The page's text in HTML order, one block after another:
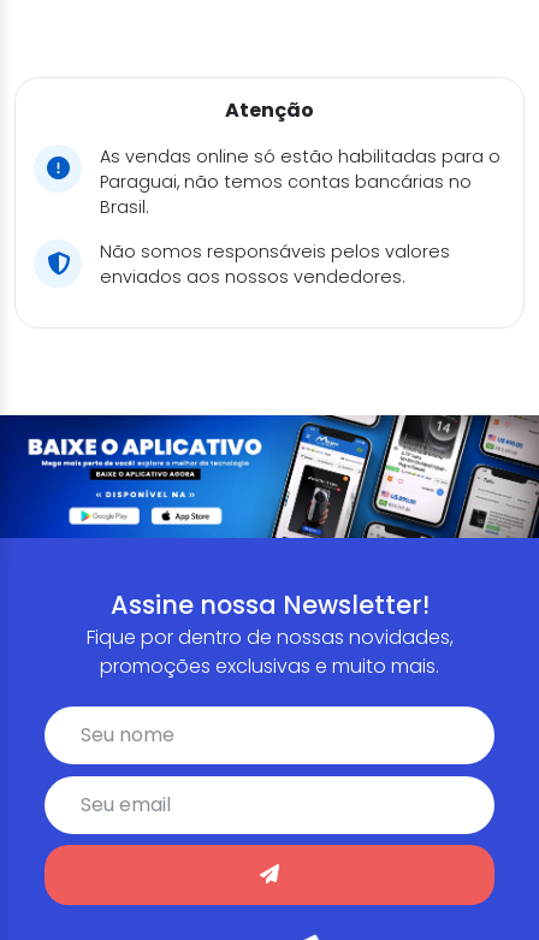
Atenção
As vendas online só estão habilitadas para o
Paraguai, não temos contas bancárias no
Brasil.
Não somos responsáveis pelos valores
enviados aos nossos vendedores.
Assine nossa Newsletter!
Fique por dentro de nossas novidades,
promoções exclusivas e muito mais.